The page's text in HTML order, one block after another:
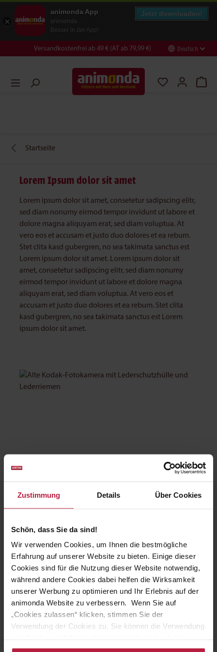
Zustimmung Details Über Cookies
Schön, dass Sie da sind!
Wir verwenden Cookies, um Ihnen die bestmögliche
Erfahrung auf unserer Website zu bieten. Einige dieser
Cookies sind für die Nutzung dieser Website notwendig,
während andere Cookies dabei helfen die Wirksamkeit
unserer Werbung zu optimieren und Ihr Erlebnis auf der
animonda Website zu verbessern. Wenn Sie auf
„Cookies zulassen“ klicken, stimmen Sie der
Verwendung der Cookies zu. Sie können die Verwendung
Datenschutzseiteändern/widerrufen oder auf das
Zur Suche springen
Versandkostenfrei ab 49 € (AT ab 79,99 €) Deutsch
Startseite
Lorem Ipsum dolor sit amet
Lorem ipsum dolor sit amet, consetetur sadipscing elitr,
sed diam nonumy eirmod tempor invidunt ut labore et
dolore magna aliquyam erat, sed diam voluptua. At
vero eos et accusam et justo duo dolores et ea rebum.
Stet clita kasd gubergren, no sea takimata sanctus est
Lorem ipsum dolor sit amet. Lorem ipsum dolor sit
amet, consetetur sadipscing elitr, sed diam nonumy
eirmod tempor invidunt ut labore et dolore magna
aliquyam erat, sed diam voluptua. At vero eos et
accusam et justo duo dolores et ea rebum. Stet clita
kasd gubergren, no sea takimata sanctus est Lorem
ipsum dolor sit amet.
animonda App
animonda
Besser in der App!
Jetzt downloaden!